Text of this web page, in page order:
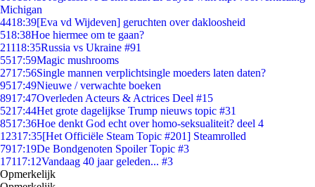
Michigan
4418:39[Eva vd Wijdeven] geruchten over dakloosheid
518:38Hoe hiermee om te gaan?
21118:35Russia vs Ukraine #91
5517:59Magic mushrooms
2717:56Single mannen verplichtsingle moeders laten daten?
9517:49Nieuwe / verwachte boeken
8917:47Overleden Acteurs & Actrices Deel #15
5217:44Het grote dagelijkse Trump nieuws topic #31
8517:36Hoe denkt God echt over homo-seksualiteit? deel 4
12317:35[Het Officiële Steam Topic #201] Steamrolled
7917:19De Bondgenoten Spoiler Topic #3
17117:12Vandaag 40 jaar geleden... #3
Opmerkelijk